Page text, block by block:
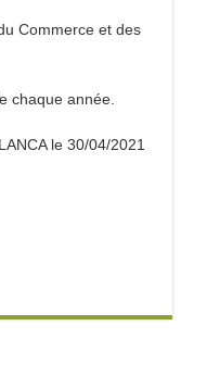
Commerce et des
chaque année.
le 30/04/2021